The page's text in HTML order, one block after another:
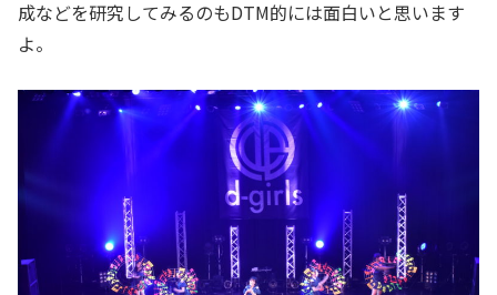
成などを研究してみるのもDTM的には面白いと思います
よ。